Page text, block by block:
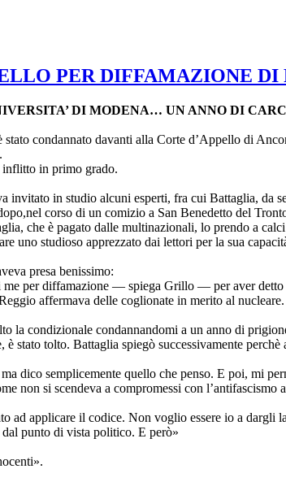
PER DIFFAMAZIONE
DI MODENA… UN ANNO DI
condannato davanti alla Corte d’Appello di
inflitto in primo grado.
in studio alcuni esperti, fra cui Battaglia, da
corso di un comizio a San Benedetto del
che è pagato dalle multinazionali, lo prendo a
uno studioso apprezzato dai lettori per la sua
presa benissimo:
me per diffamazione — spiega Grillo — per aver
affermava delle coglionate in merito al
la condizionale condannandomi a un anno di
stato tolto. Battaglia spiegò successivamente
dico semplicemente quello che penso. E poi, mi
non si scendeva a compromessi con
ad applicare il codice. Non voglio essere io a
punto di vista politico. E però»